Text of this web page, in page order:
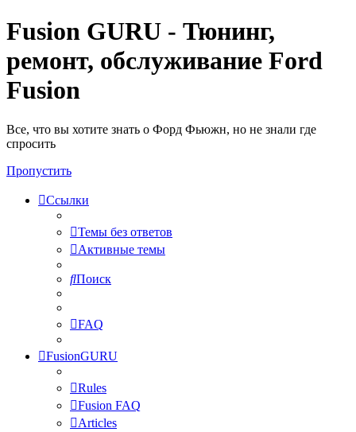
Fusion GURU - Тюнинг,
ремонт, обслуживание Ford
Fusion
Все, что вы хотите знать о Форд Фьюжн, но не знали где
спросить
Пропустить
Ссылки
Темы без ответов
Активные темы
Поиск
FAQ
FusionGURU
Rules
Fusion FAQ
Articles